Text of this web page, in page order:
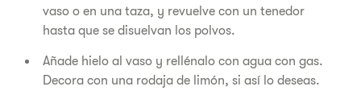
vaso o en una taza, y revuelve con un tenedor
hasta que se disuelvan los polvos.
Añade hielo al vaso y rellénalo con agua con gas.
Decora con una rodaja de limón, si así lo deseas.